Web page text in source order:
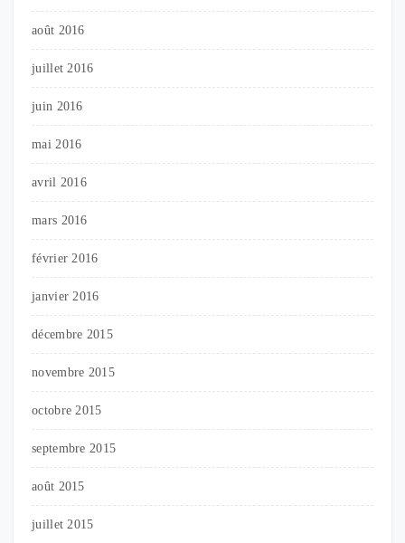
août 2016
juillet 2016
juin 2016
mai 2016
avril 2016
mars 2016
février 2016
janvier 2016
décembre 2015
novembre 2015
octobre 2015
septembre 2015
août 2015
juillet 2015